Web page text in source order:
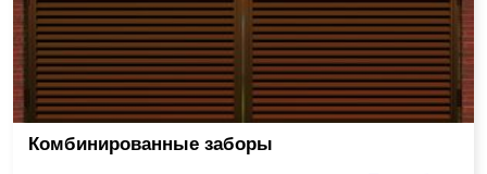
Комбинированные заборы